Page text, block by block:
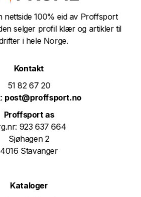
nettside 100% eid av Proffsport
selger profil klær og artikler til
i hele Norge.
Kontakt
51 82 67 20
post@proffsport.no
Proffsport as
923 637 664
Sjøhagen 2
4016 Stavanger
Kataloger